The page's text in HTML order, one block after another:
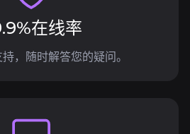
在线率
，随时解答您的疑问。